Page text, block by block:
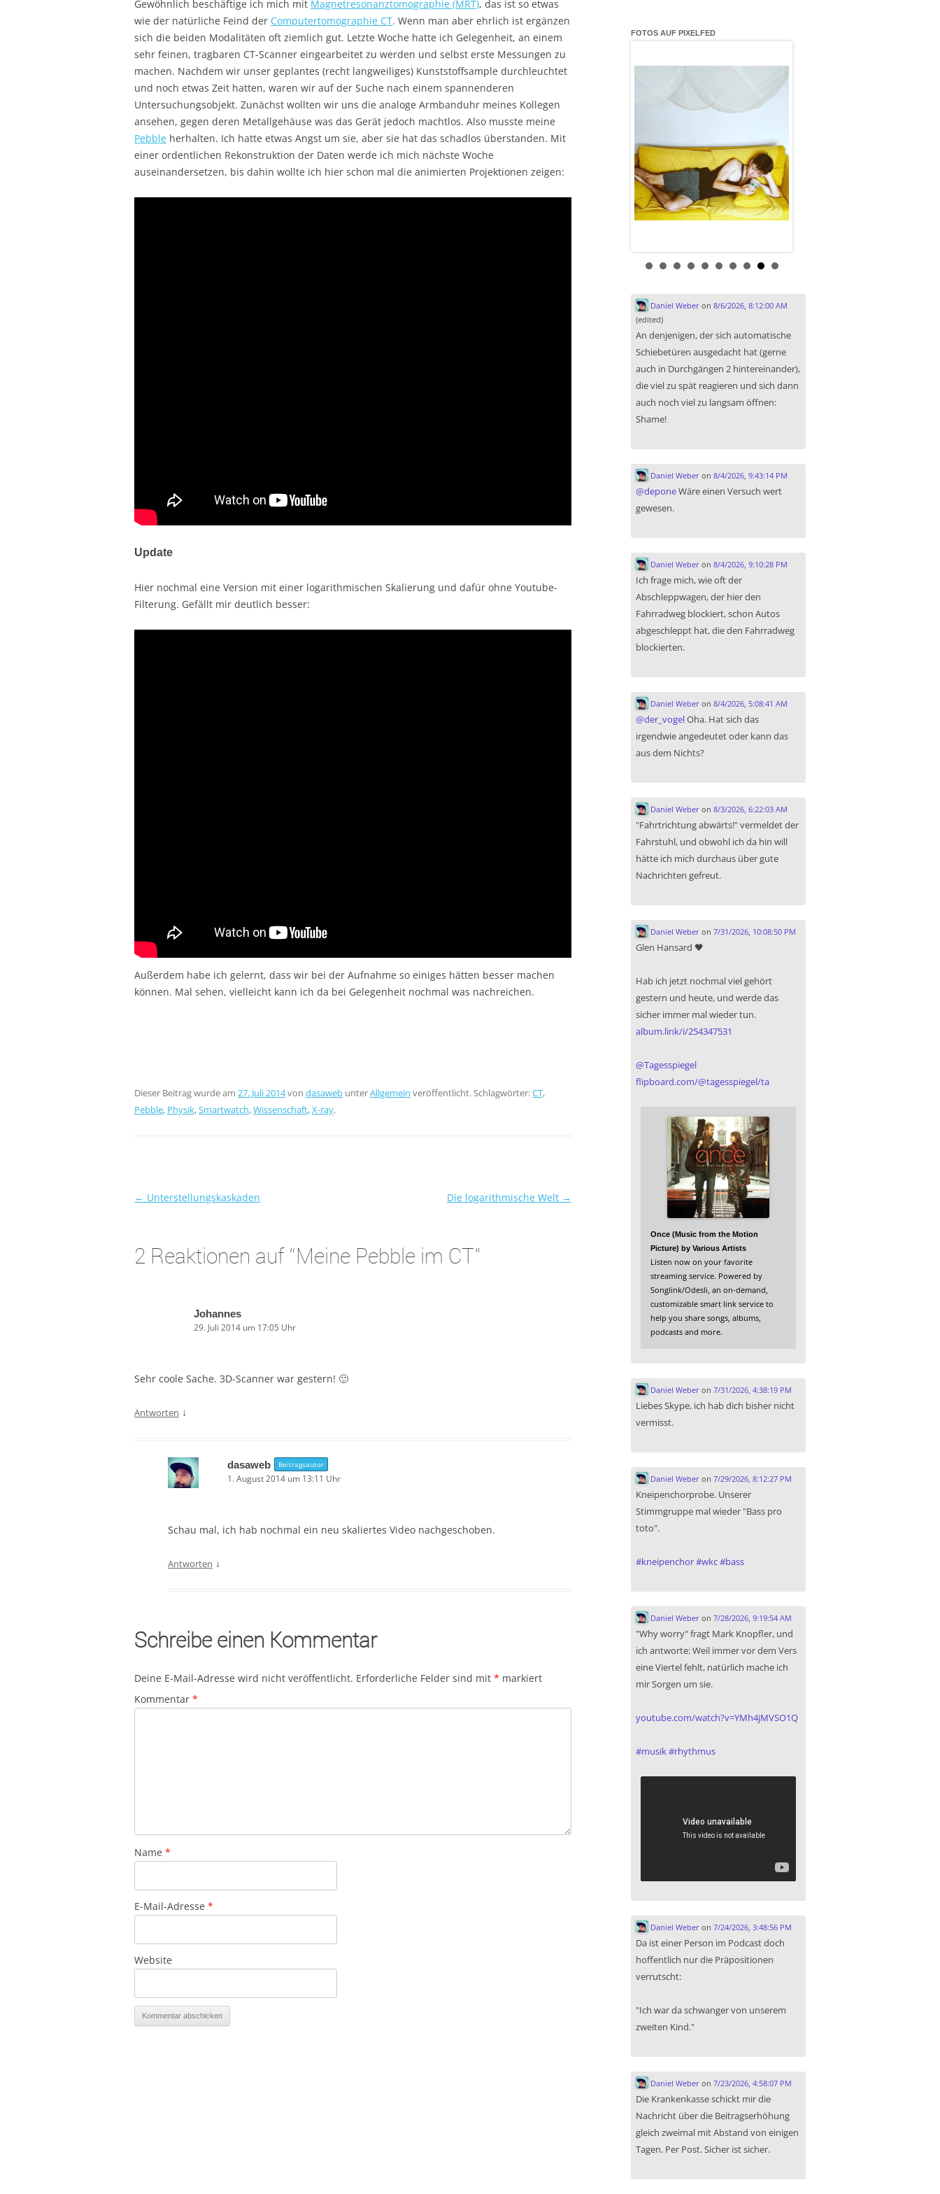
Gewöhnlich beschäftige ich mich mit Magnetresonanztomographie (MRT), das ist so etwas
wie der natürliche Feind der Computertomographie CT. Wenn man aber ehrlich ist ergänzen
sich die beiden Modalitäten oft ziemlich gut. Letzte Woche hatte ich Gelegenheit, an einem
sehr feinen, tragbaren CT-Scanner eingearbeitet zu werden und selbst erste Messungen zu
machen. Nachdem wir unser geplantes (recht langweiliges) Kunststoffsample durchleuchtet
und noch etwas Zeit hatten, waren wir auf der Suche nach einem spannenderen
Untersuchungsobjekt. Zunächst wollten wir uns die analoge Armbanduhr meines Kollegen
ansehen, gegen deren Metallgehäuse was das Gerät jedoch machtlos. Also musste meine
Pebble herhalten. Ich hatte etwas Angst um sie, aber sie hat das schadlos überstanden. Mit
einer ordentlichen Rekonstruktion der Daten werde ich mich nächste Woche
auseinandersetzen, bis dahin wollte ich hier schon mal die animierten Projektionen zeigen:
Update
Hier nochmal eine Version mit einer logarithmischen Skalierung und dafür ohne Youtube-
Filterung. Gefällt mir deutlich besser:
Außerdem habe ich gelernt, dass wir bei der Aufnahme so einiges hätten besser machen
können. Mal sehen, vielleicht kann ich da bei Gelegenheit nochmal was nachreichen.
Dieser Beitrag wurde am 27. Juli 2014von dasaweb unterAllgemein veröffentlicht. Schlagwörter:CT,
Pebble, Physik,Smartwatch,Wissenschaft,X-ray.
Beitragsnavigation
← Unterstellungskaskaden Die logarithmische Welt →
2 Reaktionen auf “Meine Pebble im CT”
Johannes
29. Juli 2014 um 17:05 Uhr
Sehr coole Sache. 3D-Scanner war gestern! 🙂
Antworten ↓
dasaweb Beitragsautor
1. August 2014 um 13:11 Uhr
Schau mal, ich hab nochmal ein neu skaliertes Video nachgeschoben.
Antworten ↓
Schreibe einen Kommentar
Deine E-Mail-Adresse wird nicht veröffentlicht. Erforderliche Felder sind mit * markiert
Kommentar *
Name *
E-Mail-Adresse *
Website
FOTOS AUF PIXELFED
Daniel Weberon 8/6/2026, 8:12:00 AM
(edited)
An denjenigen, der sich automatische
Schiebetüren ausgedacht hat (gerne
auch in Durchgängen 2 hintereinander),
die viel zu spät reagieren und sich dann
auch noch viel zu langsam öffnen:
Shame!
Daniel Weberon 8/4/2026, 9:43:14 PM
@deponeWäre einen Versuch wert
gewesen.
Daniel Weberon 8/4/2026, 9:10:28 PM
Ich frage mich, wie oft der
Abschleppwagen, der hier den
Fahrradweg blockiert, schon Autos
abgeschleppt hat, die den Fahrradweg
blockierten.
Daniel Weberon 8/4/2026, 5:08:41 AM
@der_vogelOha. Hat sich das
irgendwie angedeutet oder kann das
aus dem Nichts?
Daniel Weberon 8/3/2026, 6:22:03 AM
"Fahrtrichtung abwärts!" vermeldet der
Fahrstuhl, und obwohl ich da hin will
hätte ich mich durchaus über gute
Nachrichten gefreut.
Daniel Weberon 7/31/2026, 10:08:50 PM
Glen Hansard 🖤
Hab ich jetzt nochmal viel gehört
gestern und heute, und werde das
sicher immer mal wieder tun.
album.link/i/254347531
@Tagesspiegel
flipboard.com/@tagesspiegel/ta
Once (Music from the Motion
Picture) by Various Artists
Listen now on your favorite
streaming service. Powered by
Songlink/Odesli, an on-demand,
customizable smart link service to
help you share songs, albums,
podcasts and more.
Daniel Weberon 7/31/2026, 4:38:19 PM
Liebes Skype, ich hab dich bisher nicht
vermisst.
Daniel Weberon 7/29/2026, 8:12:27 PM
Kneipenchorprobe. Unserer
Stimmgruppe mal wieder "Bass pro
toto".
#kneipenchor#wkc#bass
Daniel Weberon 7/28/2026, 9:19:54 AM
"Why worry" fragt Mark Knopfler, und
ich antworte: Weil immer vor dem Vers
eine Viertel fehlt, natürlich mache ich
mir Sorgen um sie.
youtube.com/watch?v=YMh4jMVSO1Q
#musik#rhythmus
Daniel Weberon 7/24/2026, 3:48:56 PM
Da ist einer Person im Podcast doch
hoffentlich nur die Präpositionen
verrutscht:
"Ich war da schwanger von unserem
zweiten Kind."
Daniel Weberon 7/23/2026, 4:58:07 PM
Die Krankenkasse schickt mir die
Nachricht über die Beitragserhöhung
gleich zweimal mit Abstand von einigen
Tagen. Per Post. Sicher ist sicher.